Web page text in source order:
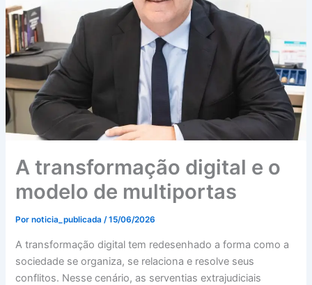
A transformação digital e o
modelo de multiportas
Pornoticia_publicada/15/06/2026
A transformação digital tem redesenhado a forma como a
sociedade se organiza, se relaciona e resolve seus
conflitos. Nesse cenário, as serventias extrajudiciais